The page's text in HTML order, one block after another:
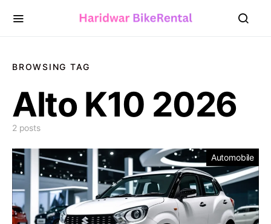
BROWSING TAG
Alto K10 2026
2 posts
Automobile